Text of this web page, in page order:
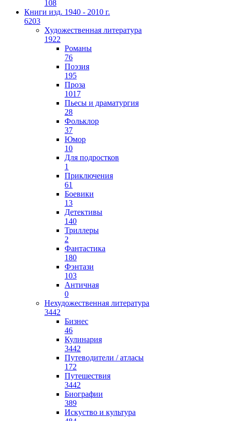
108
Книги изд. 1940 - 2010 г.
6203
Художественная литература
1922
Романы
76
Поэзия
195
Проза
1017
Пьесы и драматургия
28
Фольклор
37
Юмор
10
Для подростков
1
Приключения
61
Боевики
13
Детективы
140
Триллеры
2
Фантастика
180
Фэнтази
103
Античная
0
Нехудожественная литература
3442
Бизнес
46
Кулинария
3442
Путеводители / атласы
172
Путешествия
3442
Биографии
389
Искуство и культура